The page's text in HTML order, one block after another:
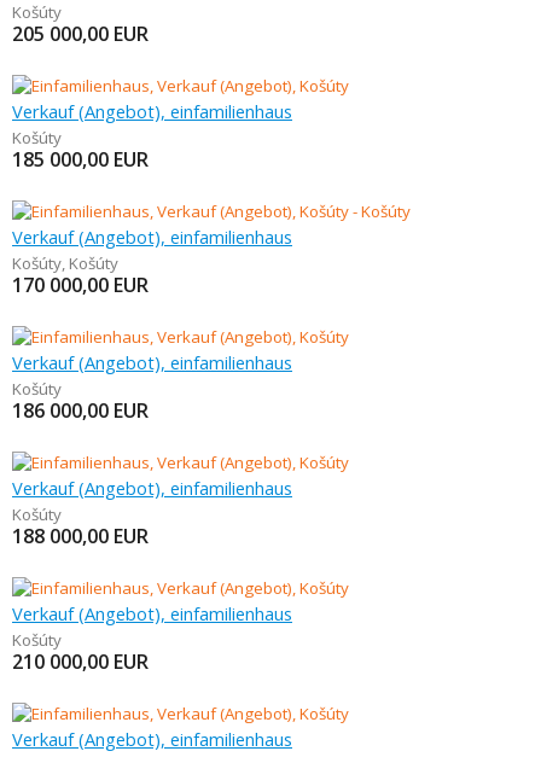
Košúty
205 000,00 EUR
Verkauf (Angebot), einfamilienhaus
Košúty
185 000,00 EUR
Verkauf (Angebot), einfamilienhaus
Košúty, Košúty
170 000,00 EUR
Verkauf (Angebot), einfamilienhaus
Košúty
186 000,00 EUR
Verkauf (Angebot), einfamilienhaus
Košúty
188 000,00 EUR
Verkauf (Angebot), einfamilienhaus
Košúty
210 000,00 EUR
Verkauf (Angebot), einfamilienhaus